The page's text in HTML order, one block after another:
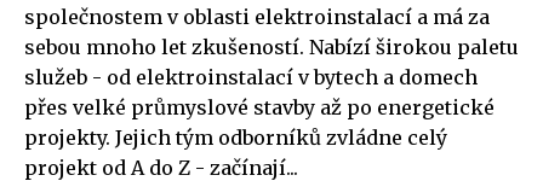
společnostem v oblasti elektroinstalací a má za
sebou mnoho let zkušeností. Nabízí širokou paletu
služeb - od elektroinstalací v bytech a domech
přes velké průmyslové stavby až po energetické
projekty. Jejich tým odborníků zvládne celý
projekt od A do Z - začínají...